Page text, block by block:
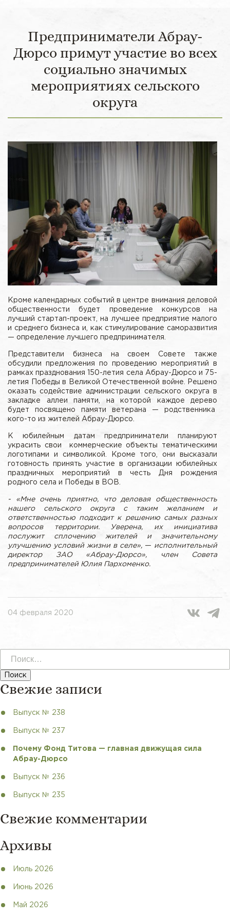
Предприниматели Абрау-
Дюрсо примут участие во всех
социально значимых
мероприятиях сельского
округа
Кроме календарных событий в центре внимания деловой
общественности будет проведение конкурсов на
лучший стартап-проект, на лучшее предприятие малого
и среднего бизнеса и, как стимулирование саморазвития
— определение лучшего предпринимателя.
Представители бизнеса на своем Совете также
обсудили предложения по проведению мероприятий в
рамках празднования 150-летия села Абрау-Дюрсо и 75-
летия Победы в Великой Отечественной войне. Решено
оказать содействие администрации сельского округа в
закладке аллеи памяти, на которой каждое дерево
будет посвящено памяти ветерана — родственника
кого-то из жителей Абрау-Дюрсо.
К юбилейным датам предприниматели планируют
украсить свои коммерческие объекты тематическими
логотипами и символикой. Кроме того, они высказали
готовность принять участие в организации юбилейных
праздничных мероприятий в честь Дня рождения
родного села и Победы в ВОВ.
- «Мне очень приятно, что деловая общественность
нашего сельского округа с таким желанием и
ответственностью подходит к решению самых разных
вопросов территории. Уверена, их инициатива
послужит сплочению жителей и значительному
улучшению условий жизни в селе», — исполнительный
директор ЗАО «Абрау-Дюрсо», член Совета
предпринимателей Юлия Пархоменко.
04 февраля 2020
Свежие записи
Выпуск № 238
Выпуск № 237
Почему Фонд Титова — главная движущая сила
Абрау-Дюрсо
Выпуск № 236
Выпуск № 235
Свежие комментарии
Архивы
Июль 2026
Июнь 2026
Май 2026